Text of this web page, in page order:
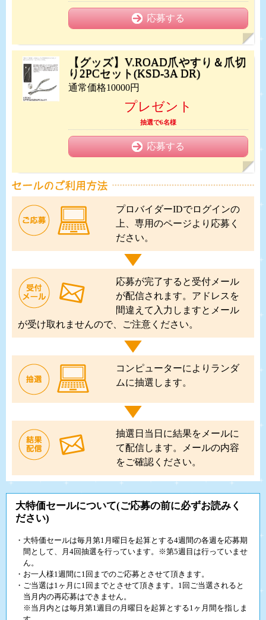
応募する
【グッズ】V.ROAD爪やすり＆爪切
り2PCセット(KSD-3A DR)
通常価格10000円
プレゼント
抽選で6名様
応募する
プロバイダーIDでログインの
上、専用のページより応募く
ださい。
応募が完了すると受付メール
が配信されます。アドレスを
間違えて入力しますとメール
が受け取れませんので、ご注意ください。
コンピューターによりランダ
ムに抽選します。
抽選日当日に結果をメールに
て配信します。メールの内容
をご確認ください。
大特価セールについて(ご応募の前に必ずお読みく
ださい)
・大特価セールは毎月第1月曜日を起算とする4週間の各週を応募期
間として、月4回抽選を行っています。※第5週目は行っていませ
ん。
・お一人様1週間に1回までのご応募とさせて頂きます。
・ご当選は1ヶ月に1回までとさせて頂きます。1回ご当選されると
当月内の再応募はできません。
※当月内とは毎月第1週目の月曜日を起算とする1ヶ月間を指しま